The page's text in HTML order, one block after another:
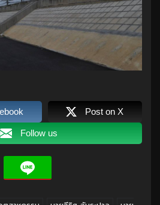
Post on X
Follow us